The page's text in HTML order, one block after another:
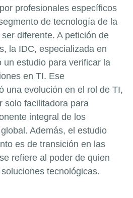
profesionales específicos
de tecnología de la
diferente. A petición de
la IDC, especializada en
un estudio para verificar la
en TI. Ese
una evolución en el rol de TI,
solo facilitadora para
integral de los
Además, el estudio
es de transición en las
refiere al poder de quien
tecnológicas.